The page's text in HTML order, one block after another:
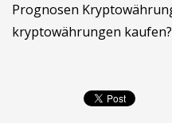
Prognosen
kryptowährungen kaufen?